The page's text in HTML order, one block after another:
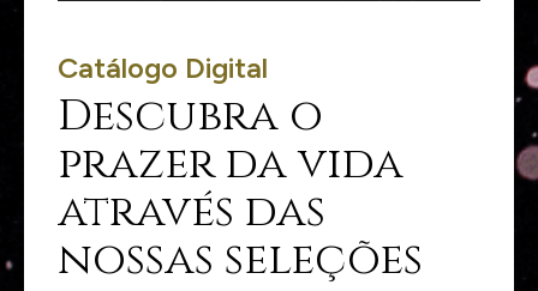
Catálogo Digital
Descubra o
prazer da vida
através das
nossas seleções